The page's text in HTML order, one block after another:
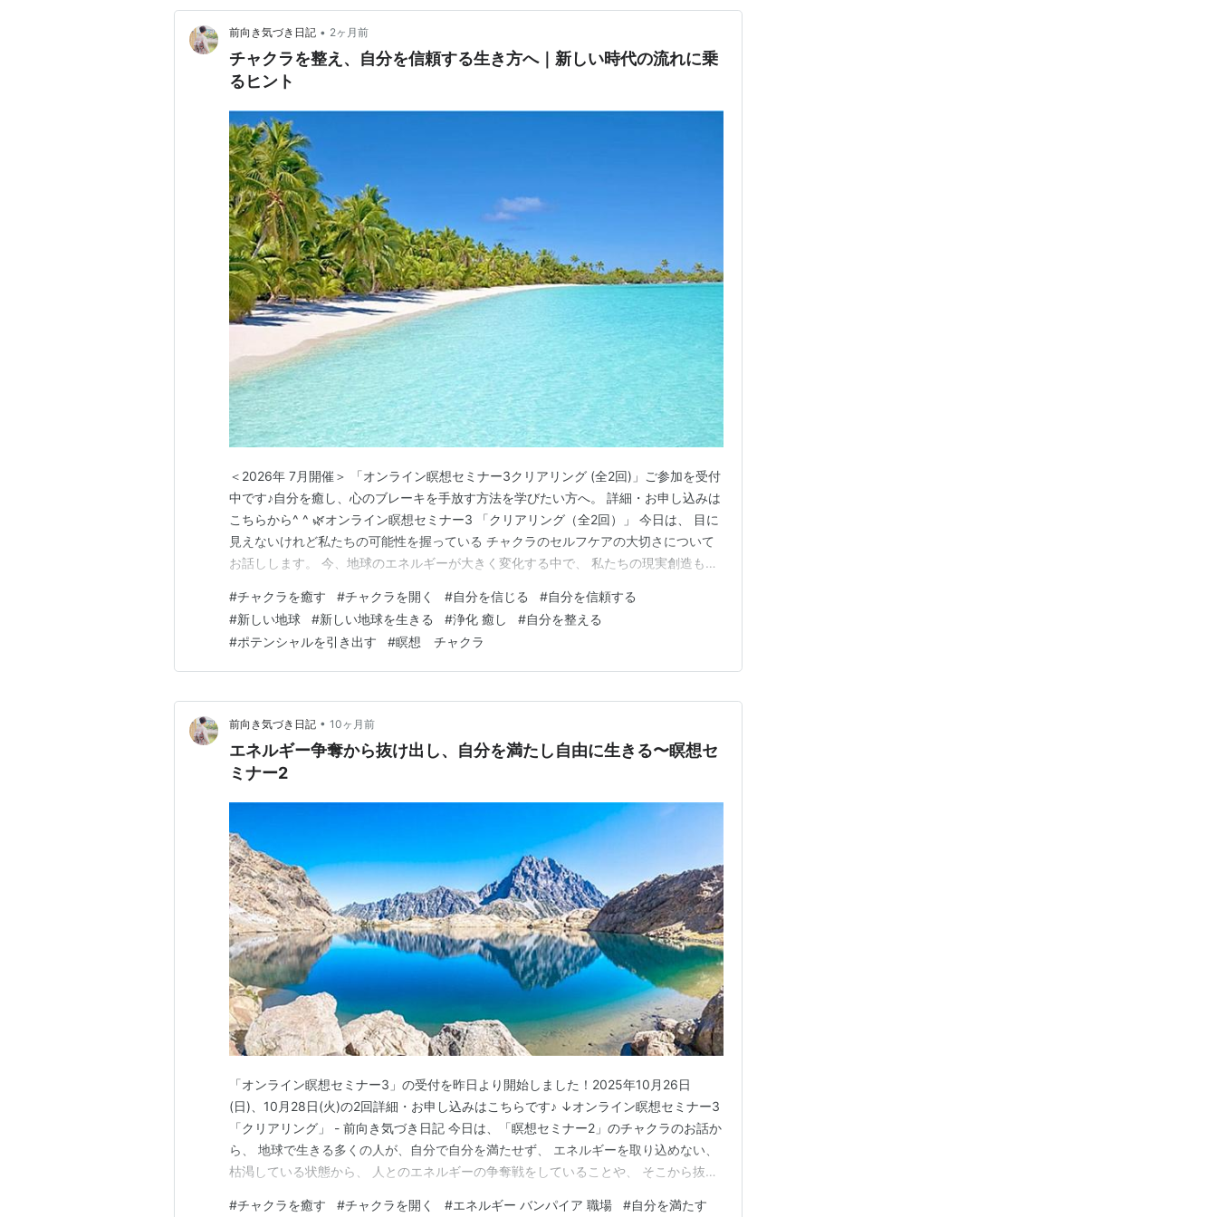
前向き気づき日記 • 2ヶ月前
チャクラを整え、自分を信頼する生き方へ｜新しい時代の流れに乗
るヒント
＜2026年 7月開催＞ 「オンライン瞑想セミナー3クリアリング (全2回)」ご参加を受付
中です♪自分を癒し、心のブレーキを手放す方法を学びたい方へ。 詳細・お申し込みは
こちらから^ ^ 🌿オンライン瞑想セミナー3 「クリアリング（全2回）」 今日は、 目に
見えないけれど私たちの可能性を握っている チャクラのセルフケアの大切さについて
お話しします。 今、地球のエネルギーが大きく変化する中で、 私たちの現実創造も、
みてくださいね(^^) チャクラが開くと能力や可能性が開く チャクラは変化する チャク
ラを整えることが…
#チャクラを癒す #チャクラを開く #自分を信じる #自分を信頼する
#新しい地球 #新しい地球を生きる #浄化 癒し #自分を整える
#ポテンシャルを引き出す #瞑想 チャクラ
前向き気づき日記 • 10ヶ月前
エネルギー争奪から抜け出し、自分を満たし自由に生きる〜瞑想セ
ミナー2
「オンライン瞑想セミナー3」の受付を昨日より開始しました！2025年10月26日
(日)、10月28日(火)の2回詳細・お申し込みはこちらです♪ ↓オンライン瞑想セミナー3
「クリアリング」 - 前向き気づき日記 今日は、「瞑想セミナー2」のチャクラのお話か
ら、 地球で生きる多くの人が、自分で自分を満たせず、 エネルギーを取り込めない、
枯渇している状態から、 人とのエネルギーの争奪戦をしていることや、 そこから抜け
#チャクラを癒す #チャクラを開く #エネルギー バンパイア 職場 #自分を満たす